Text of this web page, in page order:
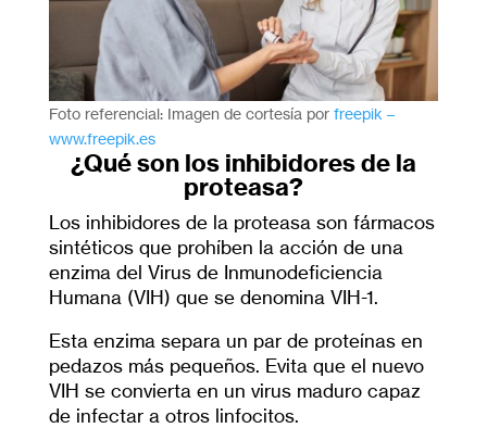
Foto referencial: Imagen de cortesía por freepik –
www.freepik.es
¿Qué son los inhibidores de la
proteasa?
Los inhibidores de la proteasa son fármacos
sintéticos que prohíben la acción de una
enzima del Virus de Inmunodeficiencia
Humana (VIH) que se denomina VIH-1.
Esta enzima separa un par de proteínas en
pedazos más pequeños. Evita que el nuevo
VIH se convierta en un virus maduro capaz
de infectar a otros linfocitos.